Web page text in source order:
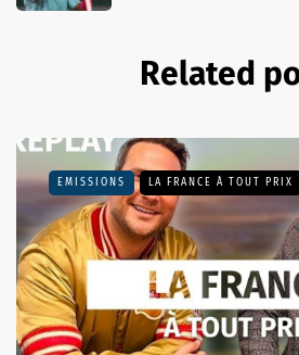
Related
EMISSIONS LA FRANCE À TOUT PRIX